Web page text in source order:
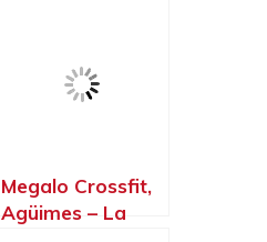
Megalo Crossfit,
Agüimes – La